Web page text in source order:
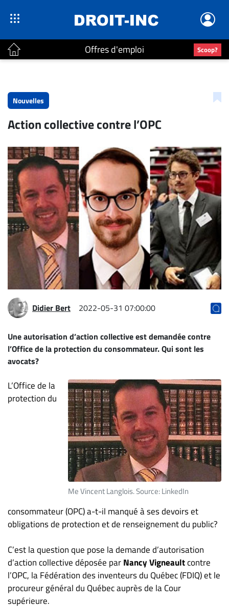
Offres d'emploi Scoop?
Accueil
Continu
Bureaux
Conseillers
Juridiques
Campus
Carrière
Archives
CARRIÈRE
ET
EMPLOIS
AVOCATS
ET
JURISTES
Offres
Formation
Continue
ENTREPRISES
entreprises
Page
Publier
un
emploi
Publicité
Nouvelles
Action collective contre l’OPC
Didier Bert 2022-05-31 07:00:00
Une autorisation d’action collective est demandée contre
l’Office de la protection du consommateur. Qui sont les
avocats?
Me Vincent Langlois. Source: LinkedIn
L’Office de la
protection du
consommateur (OPC) a-t-il manqué à ses devoirs et
obligations de protection et de renseignement du public?
C’est la question que pose la demande d’autorisation
d’action collective déposée parNancy Vigneaultcontre
l’OPC, la Fédération des inventeurs du Québec (FDIQ) et le
procureur général du Québec auprès de la Cour
supérieure.